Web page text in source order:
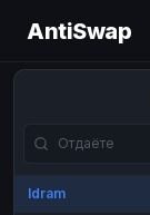
AntiSwap
Idram